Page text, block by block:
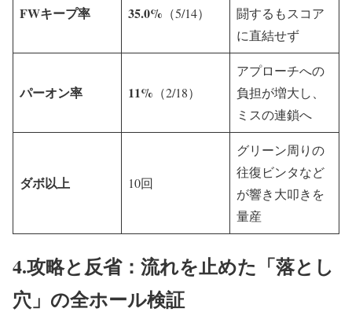
FWキープ率 35.0% （5/14）
闘するもスコア
に直結せず
パーオン率 11% （2/18）
アプローチへの
負担が増大し、
ミスの連鎖へ
ダボ以上 10回
グリーン周りの
往復ビンタなど
が響き大叩きを
量産
4.攻略と反省：流れを止めた「落とし
穴」の全ホール検証